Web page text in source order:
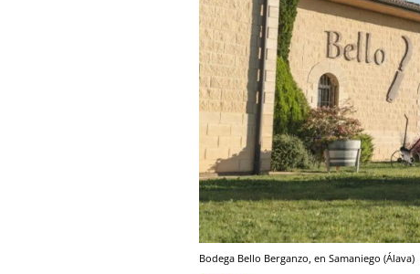
Bodega Bello Berganzo, en Samaniego (Álava)